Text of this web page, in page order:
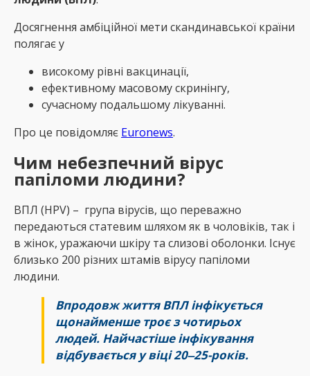
Досягнення амбіційної мети скандинавської країни
полягає у
високому рівні вакцинації,
ефективному масовому скринінгу,
сучасному подальшому лікуванні.
Про це повідомляє Еuronews.
Чим небезпечний вірус
папіломи людини?
ВПЛ (HPV) – група вірусів, що переважно
передаються статевим шляхом як в чоловіків, так і
в жінок, уражаючи шкіру та слизові оболонки. Існує
близько 200 різних штамів вірусу папіломи
людини.
Впродовж життя ВПЛ інфікується
щонайменше троє з чотирьох
людей. Найчастіше інфікування
відбувається у віці 20‒25-років.